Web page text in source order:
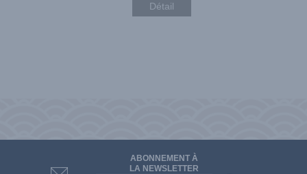
Détail
ABONNEMENT À
LA NEWSLETTER